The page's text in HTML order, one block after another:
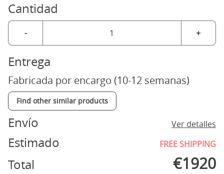
Cantidad
- +
Entrega
Fabricada por encargo (10-12 semanas)
Find other similar products
Envío Ver detalles
Estimado FREE SHIPPING
Total €1920